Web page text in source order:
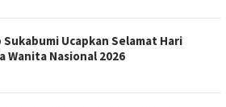
Sukabumi Ucapkan Selamat Hari
Wanita Nasional 2026